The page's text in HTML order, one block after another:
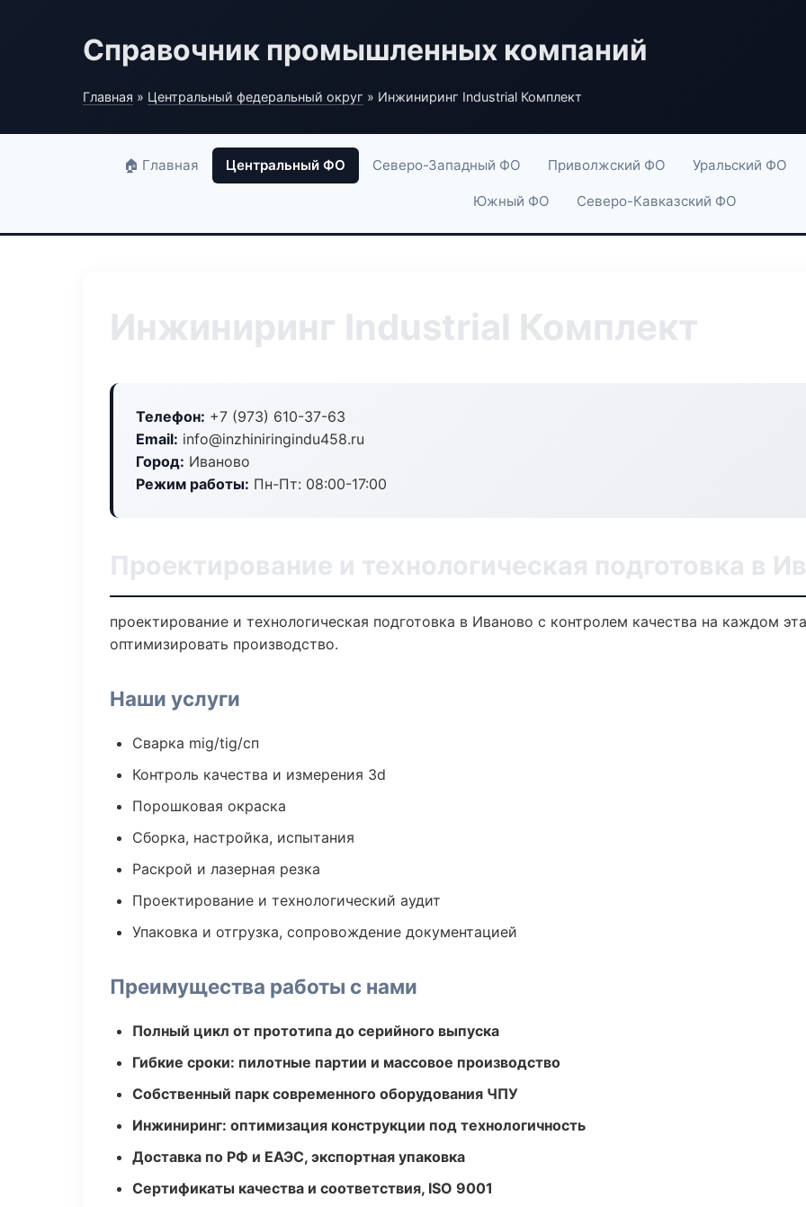
Справочник промышленных компаний
Главная » Центральный федеральный округ » Инжиниринг Industrial Комплект
🏠 Главная Центральный ФО Северо-Западный ФО Приволжский ФО Уральский ФО
Южный ФО Северо-Кавказский ФО
Инжиниринг Industrial Комплект
Телефон: +7 (973) 610-37-63
Email: info@inzhiniringindu458.ru
Город: Иваново
Режим работы: Пн-Пт: 08:00-17:00
Проектирование и технологическая подготовка в
проектирование и технологическая подготовка в Иваново с контролем качества на каждом
оптимизировать производство.
Наши услуги
Сварка mig/tig/сп
Контроль качества и измерения 3d
Порошковая окраска
Сборка, настройка, испытания
Раскрой и лазерная резка
Проектирование и технологический аудит
Упаковка и отгрузка, сопровождение документацией
Преимущества работы с нами
Полный цикл от прототипа до серийного выпуска
Гибкие сроки: пилотные партии и массовое производство
Собственный парк современного оборудования ЧПУ
Инжиниринг: оптимизация конструкции под технологичность
Доставка по РФ и ЕАЭС, экспортная упаковка
Сертификаты качества и соответствия, ISO 9001